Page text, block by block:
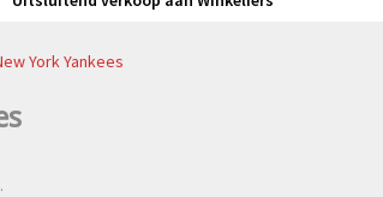
York Yankees